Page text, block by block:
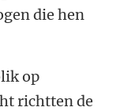
die hen
op
richtten de